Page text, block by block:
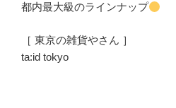
都内最大級のラインナップ
［ 東京の雑貨やさん ］
ta:id tokyo